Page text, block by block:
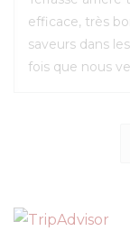
efficace, très
saveurs dans
fois que nous